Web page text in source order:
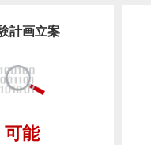
計画立案
可能